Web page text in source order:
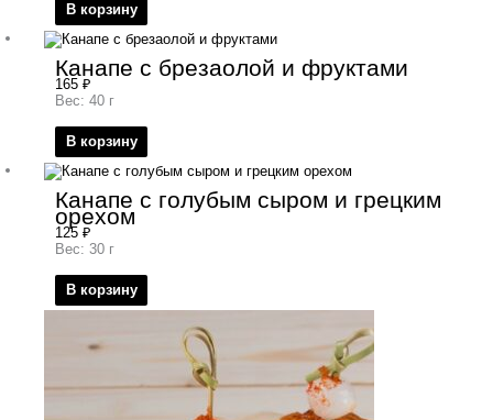
В корзину
Канапе с брезаолой и фруктами
165 ₽
Вес: 40 г
В корзину
Канапе с голубым сыром и грецким
орехом
125 ₽
Вес: 30 г
В корзину